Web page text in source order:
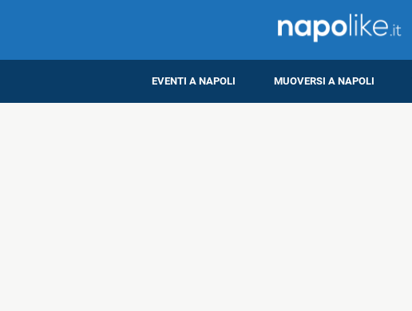
EVENTI A NAPOLI MUOVERSI A NAPOLI